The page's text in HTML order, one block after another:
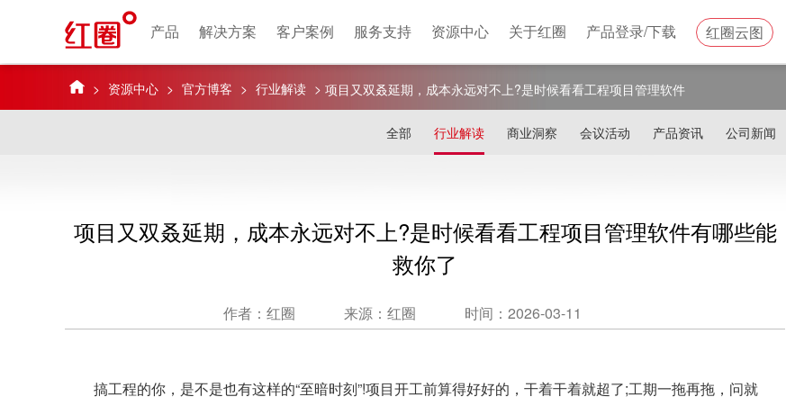
产品 解决方案 客户案例 服务支持 资源中心 关于红圈 产品登录/下载 红圈云图
> 资源中心 > 官方博客 > 行业解读 > 项目又双叒延期，成本永远对不上?是时候看看工程项目管理软件
全部 行业解读 商业洞察 会议活动 产品资讯 公司新闻
项目又双叒延期，成本永远对不上?是时候看看工程项目管理软件有哪些能
救你了
作者：红圈 来源：红圈 时间：2026-03-11
搞工程的你，是不是也有这样的“至暗时刻”!项目开工前算得好好的，干着干着就超了;工期一拖再拖，问就